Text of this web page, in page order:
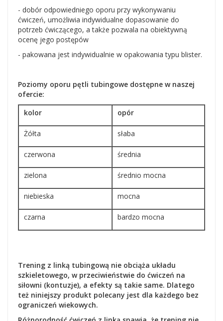
- dobór odpowiedniego oporu przy wykonywaniu
ćwiczeń, umożliwia indywidualne dopasowanie do
potrzeb ćwiczącego, a także pozwala na obiektywną
ocenę jego postępów
- pakowana jest indywidualnie w opakowania typu blister.
Poziomy oporu pętli tubingowe dostępne w naszej
ofercie:
kolor
opór
Żółta słaba
czerwona średnia
zielona średnio mocna
niebieska mocna
czarna bardzo mocna
Trening z linką tubingową nie obciąża układu
szkieletowego, w przeciwieństwie do ćwiczeń na
siłowni (kontuzje), a efekty są takie same. Dlatego
też niniejszy produkt polecany jest dla każdego bez
ograniczeń wiekowych.